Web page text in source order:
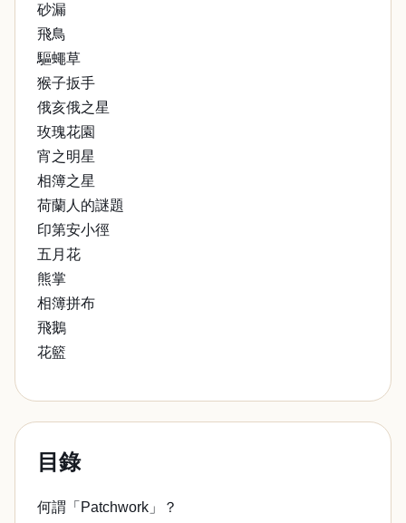
砂漏
飛鳥
驅蠅草
猴子扳手
俄亥俄之星
玫瑰花園
宵之明星
相簿之星
荷蘭人的謎題
印第安小徑
五月花
熊掌
相簿拼布
飛鵝
花籃
目錄
何謂「Patchwork」？